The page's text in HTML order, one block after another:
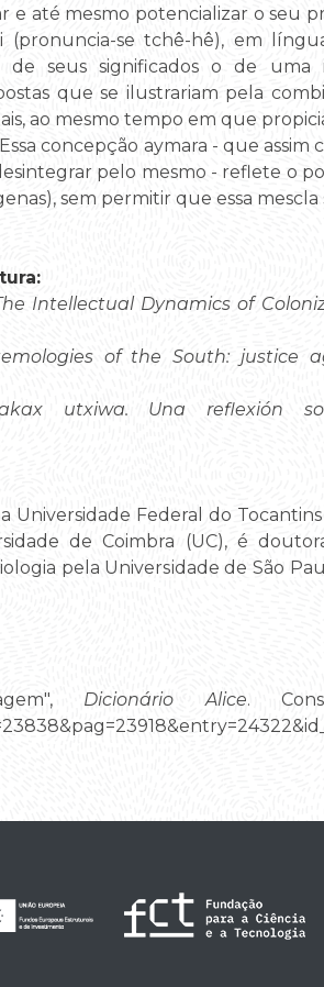
e até mesmo potencializar o seu
(pronuncia-se tchê-hê), em
seus significados o de uma
que se ilustrariam pela
ao mesmo tempo em que
concepção aymara - que assim
pelo mesmo - reflete o
sem permitir que essa mescla
Intellectual Dynamics of
of the South: justice
utxiwa. Una reflexión
Universidade Federal do
de Coimbra (UC), é
pela Universidade de São
Dicionário Alice.